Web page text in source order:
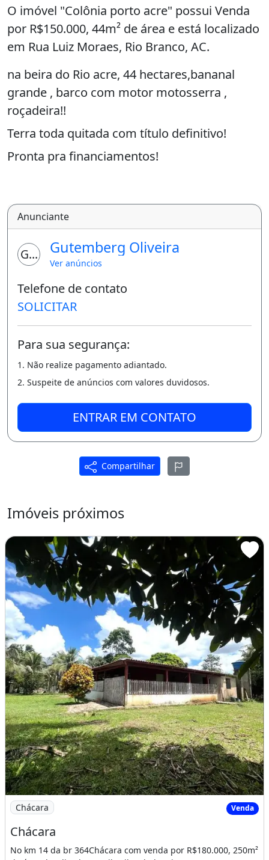
O imóvel "Colônia porto acre" possui Venda
por R$150.000, 44m² de área e está localizado
em Rua Luiz Moraes, Rio Branco, AC.
na beira do Rio acre, 44 hectares,bananal
grande , barco com motor motosserra ,
roçadeira!!
Terra toda quitada com título definitivo!
Pronta pra financiamentos!
Anunciante
GO Gutemberg Oliveira
Ver anúncios
Telefone de contato
SOLICITAR
Para sua segurança:
1. Não realize pagamento adiantado.
2. Suspeite de anúncios com valores duvidosos.
ENTRAR EM CONTATO
Compartilhar
Imóveis próximos
Imagem: Chácara
Chácara Venda
Chácara
No km 14 da br 364Chácara com venda por R$180.000, 250m²